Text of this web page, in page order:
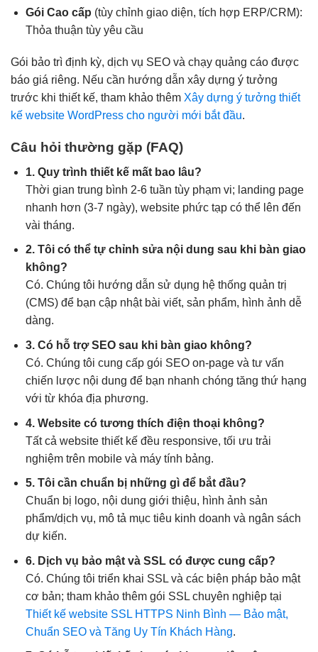
Gói Cao cấp (tùy chỉnh giao diện, tích hợp ERP/CRM):
Thỏa thuận tùy yêu cầu
Gói bảo trì định kỳ, dịch vụ SEO và chạy quảng cáo được
báo giá riêng. Nếu cần hướng dẫn xây dựng ý tưởng
trước khi thiết kế, tham khảo thêm Xây dựng ý tưởng thiết
kế website WordPress cho người mới bắt đầu.
Câu hỏi thường gặp (FAQ)
1. Quy trình thiết kế mất bao lâu?
Thời gian trung bình 2-6 tuần tùy phạm vi; landing page
nhanh hơn (3-7 ngày), website phức tạp có thể lên đến
vài tháng.
2. Tôi có thể tự chỉnh sửa nội dung sau khi bàn giao
không?
Có. Chúng tôi hướng dẫn sử dụng hệ thống quản trị
(CMS) để bạn cập nhật bài viết, sản phẩm, hình ảnh dễ
dàng.
3. Có hỗ trợ SEO sau khi bàn giao không?
Có. Chúng tôi cung cấp gói SEO on-page và tư vấn
chiến lược nội dung để bạn nhanh chóng tăng thứ hạng
với từ khóa địa phương.
4. Website có tương thích điện thoại không?
Tất cả website thiết kế đều responsive, tối ưu trải
nghiệm trên mobile và máy tính bảng.
5. Tôi cần chuẩn bị những gì để bắt đầu?
Chuẩn bị logo, nội dung giới thiệu, hình ảnh sản
phẩm/dịch vụ, mô tả mục tiêu kinh doanh và ngân sách
dự kiến.
6. Dịch vụ bảo mật và SSL có được cung cấp?
Có. Chúng tôi triển khai SSL và các biện pháp bảo mật
cơ bản; tham khảo thêm gói SSL chuyên nghiệp tại
Thiết kế website SSL HTTPS Ninh Bình — Bảo mật,
Chuẩn SEO và Tăng Uy Tín Khách Hàng.